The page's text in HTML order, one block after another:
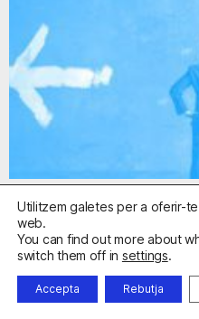
Obsessions: una
Leer más »
Utilitzem galetes per a oferir-
web.
You can find out more about
switch them off in settings.
Accepta Rebutja